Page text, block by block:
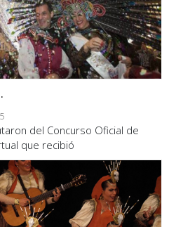
del Concurso Oficial de
que recibió